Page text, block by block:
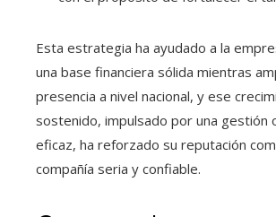
Esta estrategia ha ayudado a la
una base financiera sólida mientras
presencia a nivel nacional, y ese
sostenido, impulsado por una gestión
eficaz, ha reforzado su reputación
compañía seria y confiable.